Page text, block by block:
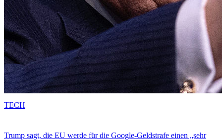
Trump sagt, die EU werde für die Google-Geldstrafe einen „sehr
TECH